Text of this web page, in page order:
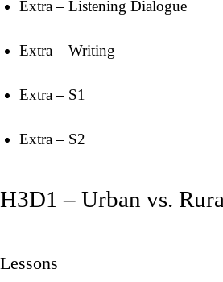
Extra – Listening Dialogue
Extra – Writing
Extra – S1
Extra – S2
H3D1 – Urban vs.
Lessons